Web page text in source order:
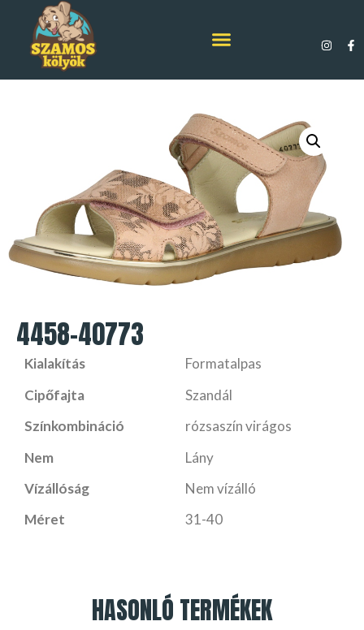
4458-40773
Kialakítás
Formatalpas
Cipőfajta
Szandál
Színkombináció
rózsaszín virágos
Nem
Lány
Vízállóság
Nem vízálló
Méret
31-40
HASONLÓ TERMÉKEK